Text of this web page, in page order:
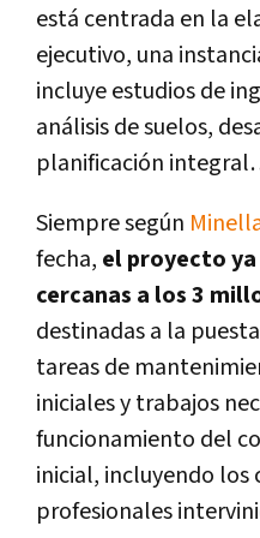
está centrada en la
ejecutivo, una
incluye estudios de
análisis de suelos,
planificación
Siempre según
fecha, el proyecto
cercanas a los 3
destinadas a la
tareas de
iniciales y trabajos
funcionamiento del
inicial, incluyendo los
profesionales